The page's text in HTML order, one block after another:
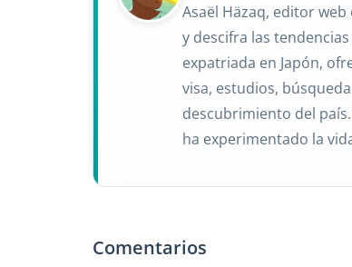
Asaël Häzaq, editor
y descifra las
expatriada en Japón,
visa, estudios,
descubrimiento del
ha experimentado la
Comentarios